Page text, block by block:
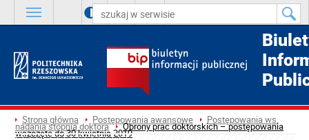
A A A
Strona główna Postępowania awansowe Postępowania ws.
nadania stopnia doktora Obrony prac doktorskich – postępowania
wszczęte do 30 kwietnia 2019